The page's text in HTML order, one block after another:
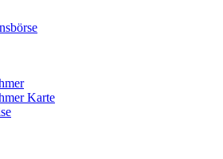
Karte